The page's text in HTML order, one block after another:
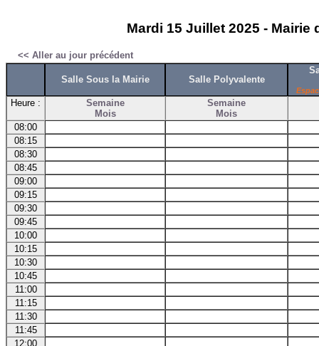
Mardi 15 Juillet 2025 - Mairie
<< Aller au jour précédent
Salle Sous la Mairie Salle Polyvalente
Heure :
Semaine
Mois
Semaine
Mois
08:00
08:15
08:30
08:45
09:00
09:15
09:30
09:45
10:00
10:15
10:30
10:45
11:00
11:15
11:30
11:45
12:00